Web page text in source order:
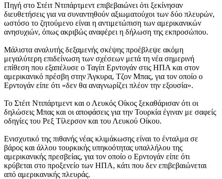
Πηγή στο Στέιτ Ντιπάρτμεντ επιβεβαιώνει ότι ξεκίνησαν
διευθετήσεις για να συναντηθούν αξιωματούχοι των δύο πλευρών,
ωστόσο το ζητούμενο είναι η αντιμετώπιση των αμερικανικών
ανησυχιών, όπως ακριβώς αναφέρει η δήλωση της εκπροσώπου.
Μάλιστα αναλυτής δεξαμενής σκέψης προέβλεψε ακόμη
μεγαλύτερη επιδείνωση των σχέσεων μετά τη νέα σημερινή
επίθεση που εξαπέλυσε ο Ταγίπ Ερντογάν στις ΗΠΑ και στον
αμερικανικό πρέσβη στην Άγκυρα, Τζον Μπας, για τον οποίο ο
Ερντογάν είπε ότι «δεν θα αναγνωρίζει πλέον την εξουσία».
Το Στέιτ Ντιπάρτμεντ και ο Λευκός Οίκος ξεκαθάρισαν ότι οι
δηλώσεις Μπας και οι αποφάσεις για την Τουρκία έγιναν με σαφείς
οδηγίες του Ρεξ Τίλερσον και του Λευκού Οίκου.
Ενισχυτικό της πιθανής νέας κλιμάκωσης είναι το ένταλμα σε
βάρος και άλλου τουρκικής υπηκοότητας υπαλλήλου της
αμερικανικής πρεσβείας, για τον οποίο ο Ερντογάν είπε ότι
κρύβεται στο προξενείο των ΗΠΑ, κάτι που δεν επιβεβαιώνεται
από αμερικανικής πλευράς.